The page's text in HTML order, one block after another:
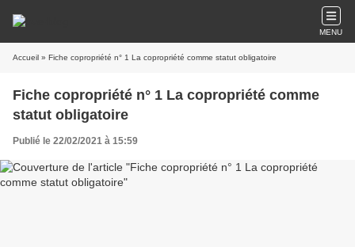
MENU
Accueil » Fiche copropriété n° 1 La copropriété comme statut obligatoire
Fiche copropriété n° 1 La copropriété comme
statut obligatoire
Publié le 22/02/2021 à 15:59